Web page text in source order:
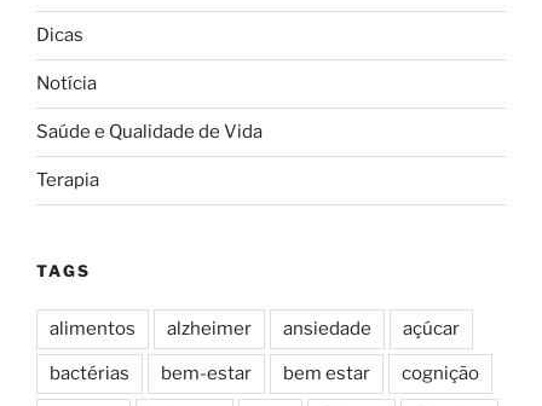
Dicas
Notícia
Saúde e Qualidade de Vida
Terapia
TAGS
alimentos alzheimer ansiedade açúcar
bactérias bem-estar bem estar cognição